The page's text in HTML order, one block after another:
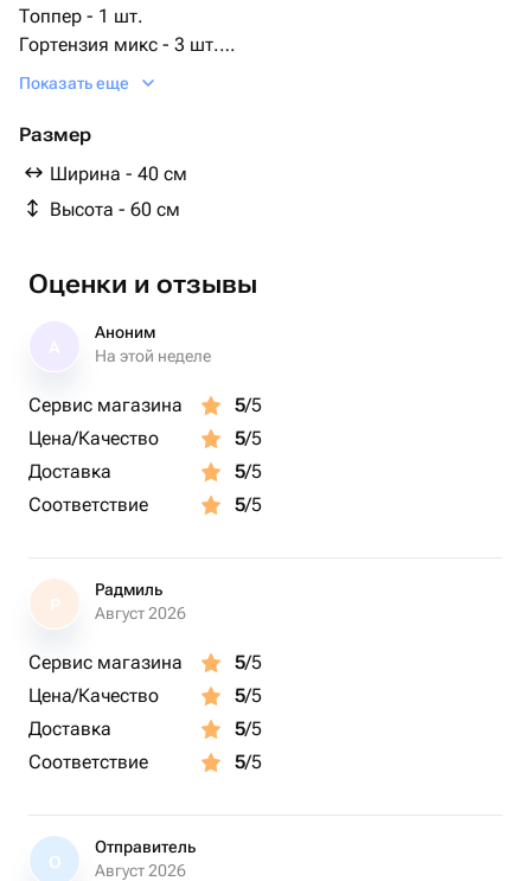
Топпер - 1 шт.
Гортензия микс - 3 шт.
открытка с вашими пожеланиями - 1 шт.
Показать еще
Размер
Ширина - 40 см
Высота - 60 см
Оценки и отзывы
Аноним
На этой неделе
Сервис магазина 5/5
Цена/Качество
5/5
Доставка
5/5
Соответствие
5/5
Р
Радмиль
Август 2026
Сервис магазина 5/5
Цена/Качество
5/5
Доставка
5/5
Соответствие
5/5
О
Отправитель
Август 2026